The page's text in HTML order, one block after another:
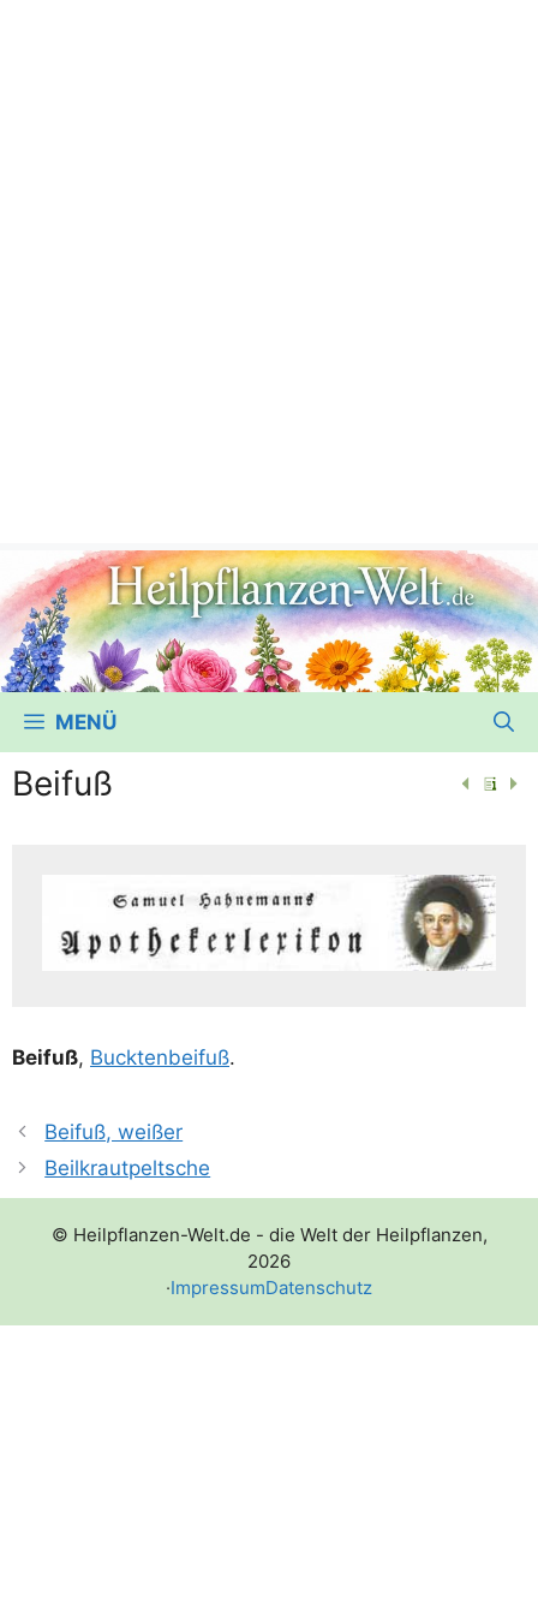
MENÜ
Beifuß
Bei­fuß, Buck­ten­bei­fuß.
Beifuß, weißer
Beilkrautpeltsche
© Heilpflanzen-Welt.de - die Welt der Heilpflanzen,
2026
·ImpressumDatenschutz